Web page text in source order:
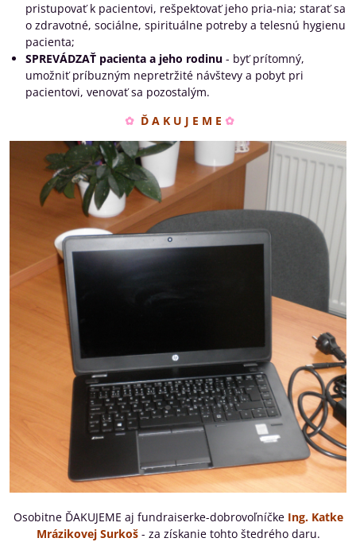
pristupovať k pacientovi, rešpektovať jeho pria-nia; starať sa
o zdravotné, sociálne, spirituálne potreby a telesnú hygienu
pacienta;
SPREVÁDZAŤ pacienta a jeho rodinu - byť prítomný,
umožniť príbuzným nepretržité návštevy a pobyt pri
pacientovi, venovať sa pozostalým.
✿ Ď A K U J E M E ✿
Osobitne ĎAKUJEME aj fundraiserke-dobrovoľníčkeIng. Katke
Mrázikovej Surkoš- za získanie tohto štedrého daru.